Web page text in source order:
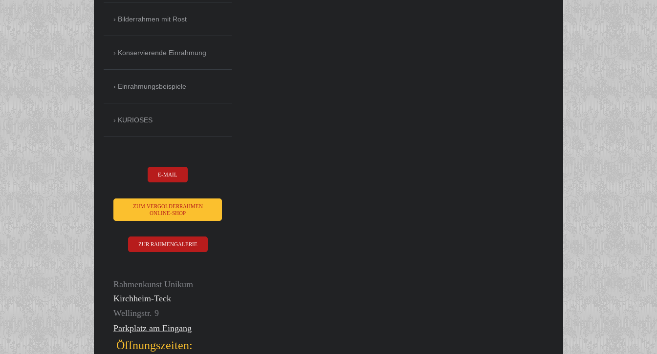
Bilderrahmen mit Rost
Konservierende Einrahmung
Einrahmungsbeispiele
KURIOSES
E-MAIL
ZUM VERGOLDERRAHMEN
ONLINE-SHOP
ZUR RAHMENGALERIE
Rahmenkunst Unikum
Kirchheim-Teck
Wellingstr. 9
Parkplatz am Eingang
Öffnungszeiten: